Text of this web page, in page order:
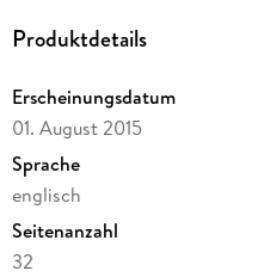
Produktdetails
Erscheinungsdatum
01. August 2015
Sprache
englisch
Seitenanzahl
32